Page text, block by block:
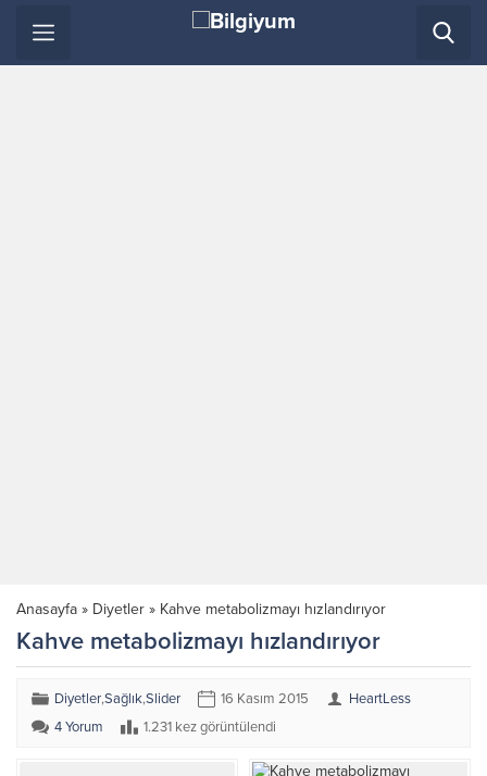
Anasayfa » Diyetler » Kahve metabolizmayı hızlandırıyor
Kahve metabolizmayı hızlandırıyor
Diyetler,Sağlık,Slider 16 Kasım 2015
HeartLess
4 Yorum
1.231 kez görüntülendi